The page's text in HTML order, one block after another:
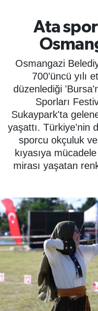
Ata
Osmangazi
700'üncü yılı
düzenlediği
Sporları
Sukaypark'ta
yaşattı. Türkiye'nin
sporcu okçuluk
kıyasıya
mirası yaşatan
ÇEVRE
YAŞAM
BİLİM -
KADIN
KÜLTÜR SANAT
MAGAZİN